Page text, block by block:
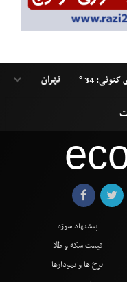
34 °
پیشنهاد سوژه
قیمت سکه و طلا
نرخ ها و نمودارها